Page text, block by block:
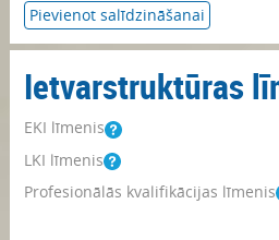
Pievienot salīdzināšanai
Ietvarstruktūras
EKI līmenis
LKI līmenis
Profesionālās kvalifikācijas līmenis